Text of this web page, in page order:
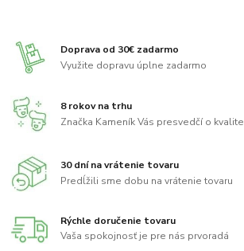
Doprava od 30€ zadarmo
Využite dopravu úplne zadarmo
8 rokov na trhu
Značka Kameník Vás presvedčí o kvalite
30 dní na vrátenie tovaru
Predĺžili sme dobu na vrátenie tovaru
Rýchle doručenie tovaru
Vaša spokojnosť je pre nás prvoradá